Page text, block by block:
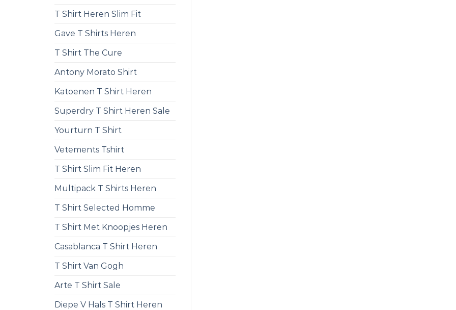
T Shirt Heren Slim Fit
Gave T Shirts Heren
T Shirt The Cure
Antony Morato Shirt
Katoenen T Shirt Heren
Superdry T Shirt Heren Sale
Yourturn T Shirt
Vetements Tshirt
T Shirt Slim Fit Heren
Multipack T Shirts Heren
T Shirt Selected Homme
T Shirt Met Knoopjes Heren
Casablanca T Shirt Heren
T Shirt Van Gogh
Arte T Shirt Sale
Diepe V Hals T Shirt Heren